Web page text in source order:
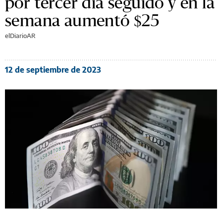
semana aumentó $25
elDiarioAR
12 de septiembre de 2023